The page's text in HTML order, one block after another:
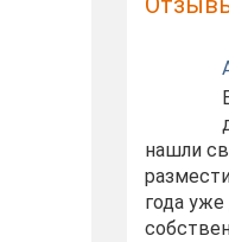
нашли
года